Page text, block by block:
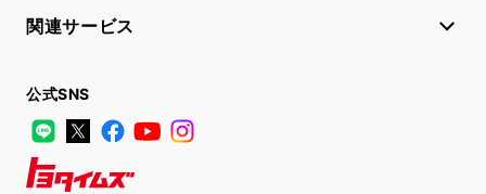
関連サービス
公式SNS
LINE
X FacebookYouTube